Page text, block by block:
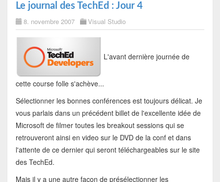
Le journal des TechEd : Jour 4
8. novembre 2007 Visual Studio
L'avant dernière journée de
cette course folle s'achève...
Sélectionner les bonnes conférences est toujours délicat. Je
vous parlais dans un précédent billet de l'excellente idée de
Microsoft de filmer toutes les breakout sessions qui se
retrouveront ainsi en video sur le DVD de la conf et dans
l'attente de ce dernier qui seront téléchargeables sur le site
des TechEd.
Mais il y a une autre façon de présélectionner les